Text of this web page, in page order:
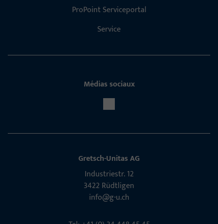
ProPoint Serviceportal
Service
Médias sociaux
Gretsch-Unitas AG
Indu­s­triestr. 12
3422 Rüdt­ligen
info@g-u.ch